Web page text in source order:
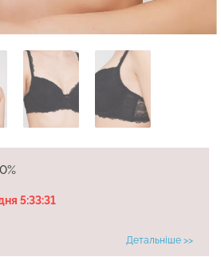
5:33:30
Детальніше >>
BRASILIAN SHAPEWEAR
369 грн.